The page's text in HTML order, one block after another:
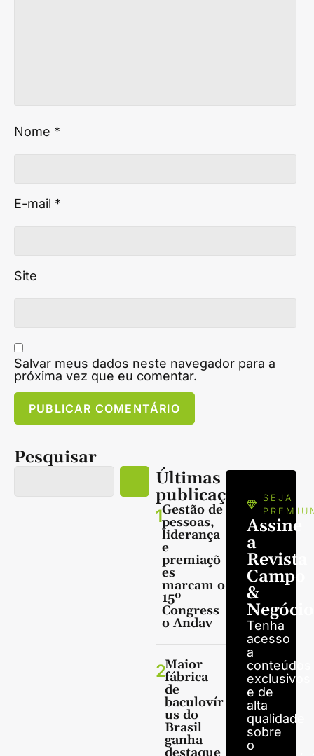
Nome *
E-mail *
Site
Salvar meus dados neste navegador para a
próxima vez que eu comentar.
Pesquisar
Últimas
publicações
1Gestão de
pessoas,
liderança
e
premiaçõ
es
marcam o
15º
Congress
o Andav
2Maior
fábrica
de
baculovír
us do
Brasil
ganha
destaque
SEJA
Assine
a
Revista
Campo
&
Tenha
acesso
a
conteúdos
exclusivos
e de
alta
qualidade
sobre
o